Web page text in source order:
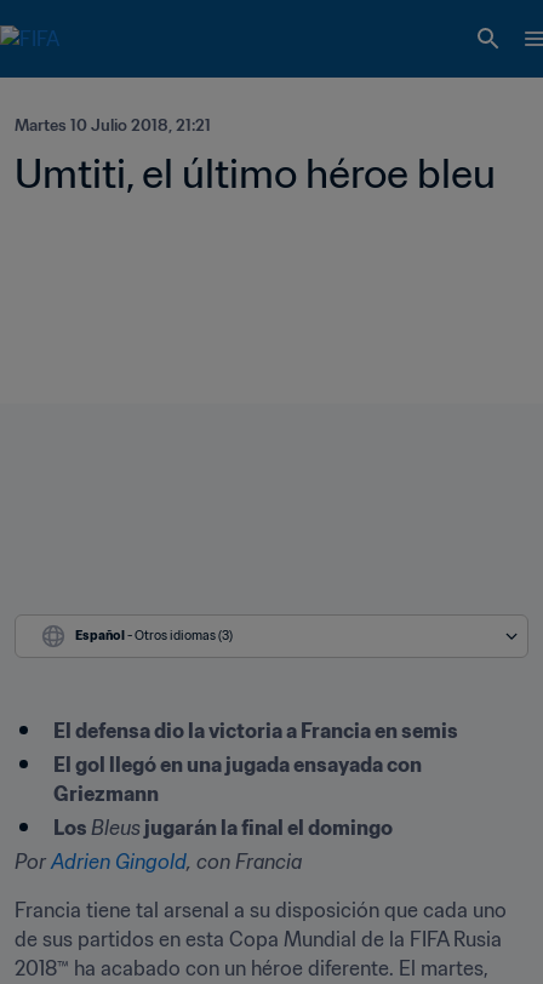
Martes 10 Julio 2018, 21:21
Umtiti, el último héroe bleu
Español - Otros idiomas (3)
El defensa dio la victoria a Francia en semis
El gol llegó en una jugada ensayada con
Griezmann
Los Bleus jugarán la final el domingo
Por Adrien Gingold, con Francia
Francia tiene tal arsenal a su disposición que cada uno
de sus partidos en esta Copa Mundial de la FIFA Rusia
2018™ ha acabado con un héroe diferente. El martes,